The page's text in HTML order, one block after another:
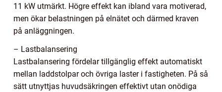
11 kW utmärkt. Högre effekt kan ibland vara motiverad,
men ökar belastningen på elnätet och därmed kraven
på anläggningen.
– Lastbalansering
Lastbalansering fördelar tillgänglig effekt automatiskt
mellan laddstolpar och övriga laster i fastigheten. På så
sätt utnyttjas huvudsäkringen effektivt utan onödiga